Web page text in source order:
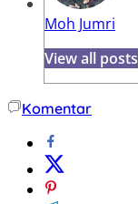
Moh Jumri
View all posts
Komentar